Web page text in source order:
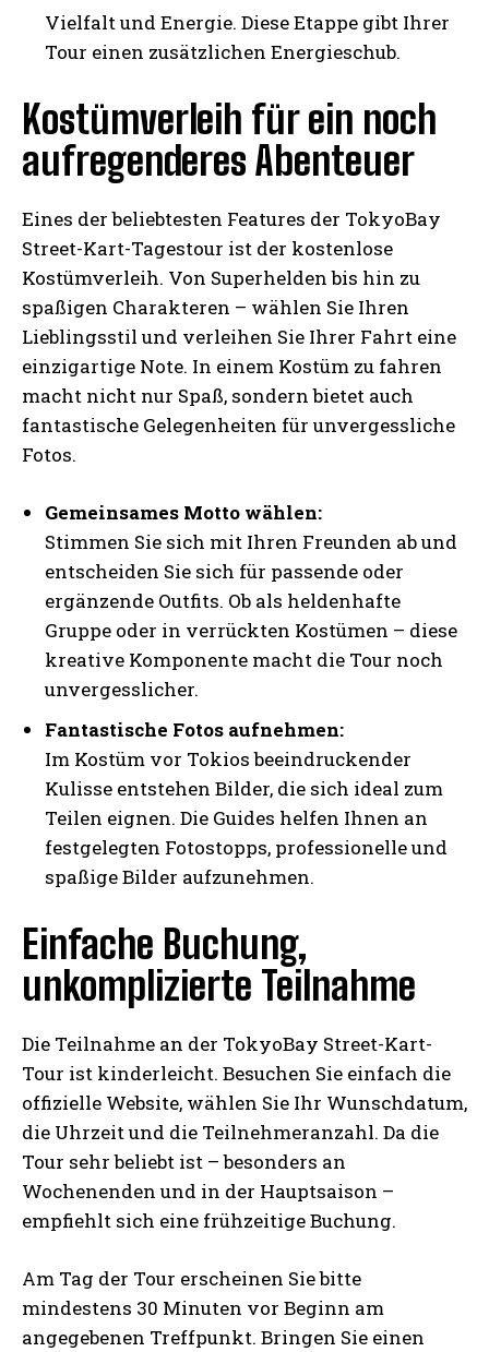
Vielfalt und Energie. Diese Etappe gibt Ihrer
Tour einen zusätzlichen Energieschub.
Kostümverleih für ein noch
aufregenderes Abenteuer
Eines der beliebtesten Features der TokyoBay
Street-Kart-Tagestour ist der kostenlose
Kostümverleih. Von Superhelden bis hin zu
spaßigen Charakteren – wählen Sie Ihren
Lieblingsstil und verleihen Sie Ihrer Fahrt eine
einzigartige Note. In einem Kostüm zu fahren
macht nicht nur Spaß, sondern bietet auch
fantastische Gelegenheiten für unvergessliche
Fotos.
Gemeinsames Motto wählen:
Stimmen Sie sich mit Ihren Freunden ab und
entscheiden Sie sich für passende oder
ergänzende Outfits. Ob als heldenhafte
Gruppe oder in verrückten Kostümen – diese
kreative Komponente macht die Tour noch
unvergesslicher.
Fantastische Fotos aufnehmen:
Im Kostüm vor Tokios beeindruckender
Kulisse entstehen Bilder, die sich ideal zum
Teilen eignen. Die Guides helfen Ihnen an
festgelegten Fotostopps, professionelle und
spaßige Bilder aufzunehmen.
Einfache Buchung,
unkomplizierte Teilnahme
Die Teilnahme an der TokyoBay Street-Kart-
Tour ist kinderleicht. Besuchen Sie einfach die
offizielle Website, wählen Sie Ihr Wunschdatum,
die Uhrzeit und die Teilnehmeranzahl. Da die
Tour sehr beliebt ist – besonders an
Wochenenden und in der Hauptsaison –
empfiehlt sich eine frühzeitige Buchung.
Am Tag der Tour erscheinen Sie bitte
mindestens 30 Minuten vor Beginn am
angegebenen Treffpunkt. Bringen Sie einen